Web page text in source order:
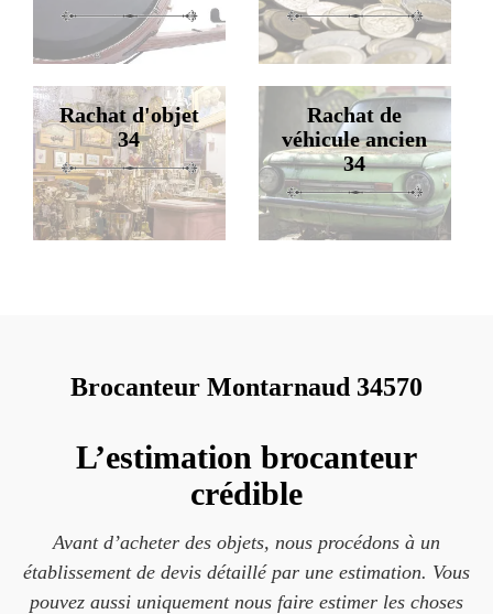
Rachat d'objet
34
Rachat de
véhicule ancien
34
Brocanteur Montarnaud 34570
L’estimation brocanteur
crédible
Avant d’acheter des objets, nous procédons à un
établissement de devis détaillé par une estimation. Vous
pouvez aussi uniquement nous faire estimer les choses